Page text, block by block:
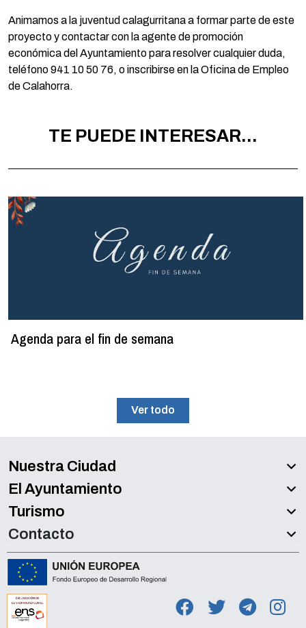
Animamos a la juventud calagurritana a formar parte de este
proyecto y contactar con la agente de promoción
económica del Ayuntamiento para resolver cualquier duda,
teléfono 941 10 50 76, o inscribirse en la Oficina de Empleo
de Calahorra.
TE PUEDE INTERESAR...
Agenda para el fin de semana
Ver todo
Nuestra Ciudad
El Ayuntamiento
Turismo
Contacto